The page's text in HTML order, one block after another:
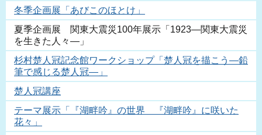
冬季企画展「あびこのほとけ」
夏季企画展 関東大震災100年展示「1923―関東大震災
を生きた人々―」
杉村楚人冠記念館ワークショップ「楚人冠を描こう―鉛
筆で感じる楚人冠―」
楚人冠講座
テーマ展示「『湖畔吟』の世界 『湖畔吟』に咲いた
花々」